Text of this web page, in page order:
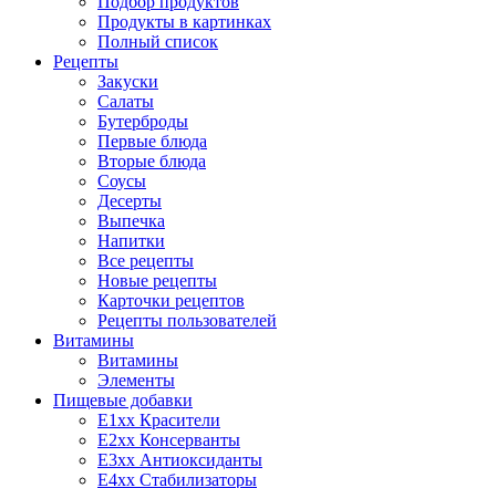
Продукты в картинках
Полный список
Рецепты
Закуски
Салаты
Бутерброды
Первые блюда
Вторые блюда
Соусы
Десерты
Выпечка
Напитки
Все рецепты
Новые рецепты
Карточки рецептов
Рецепты пользователей
Витамины
Витамины
Элементы
Пищевые добавки
E1xx Красители
E2xx Консерванты
E3xx Антиоксиданты
E4xx Стабилизаторы